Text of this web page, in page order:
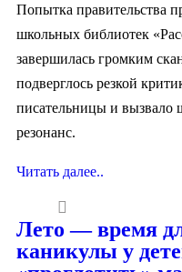
Попытка правительства
школьных библиотек
завершилась громким
подверглось резкой
писательницы и
резонанс.
Читать далее..
Лето — время
каникулы у